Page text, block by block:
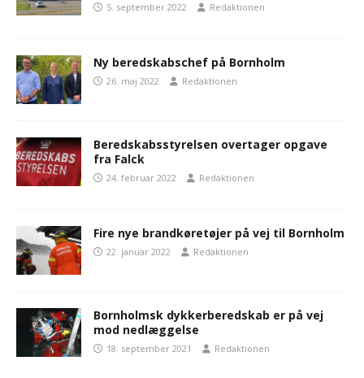
5. september 2022 Redaktionen
Ny beredskabschef på Bornholm
26. maj 2022 Redaktionen
Beredskabsstyrelsen overtager opgave
fra Falck
24. februar 2022 Redaktionen
Fire nye brandkøretøjer på vej til Bornholm
22. januar 2022 Redaktionen
Bornholmsk dykkerberedskab er på vej
mod nedlæggelse
18. september 2021 Redaktionen